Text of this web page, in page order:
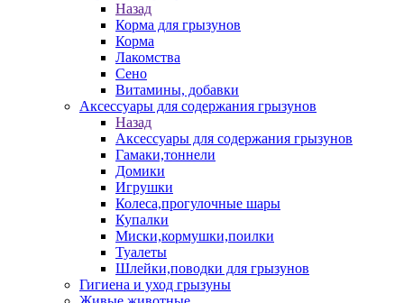
Назад
Корма для грызунов
Корма
Лакомства
Сено
Витамины, добавки
Аксессуары для содержания грызунов
Назад
Аксессуары для содержания грызунов
Гамаки,тоннели
Домики
Игрушки
Колеса,прогулочные шары
Купалки
Миски,кормушки,поилки
Туалеты
Шлейки,поводки для грызунов
Гигиена и уход грызуны